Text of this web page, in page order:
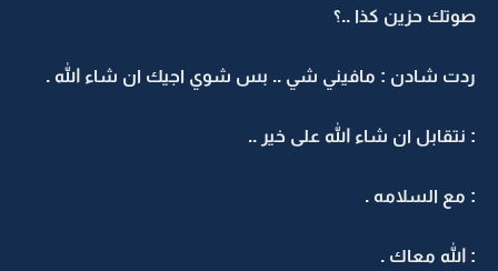
صوتك حزين كذا ..؟
ردت شادن : مافيني شي .. بس شوي اجيك ان شاء الله .
: نتقابل ان شاء الله على خير ..
: مع السلامه .
: الله معاك .